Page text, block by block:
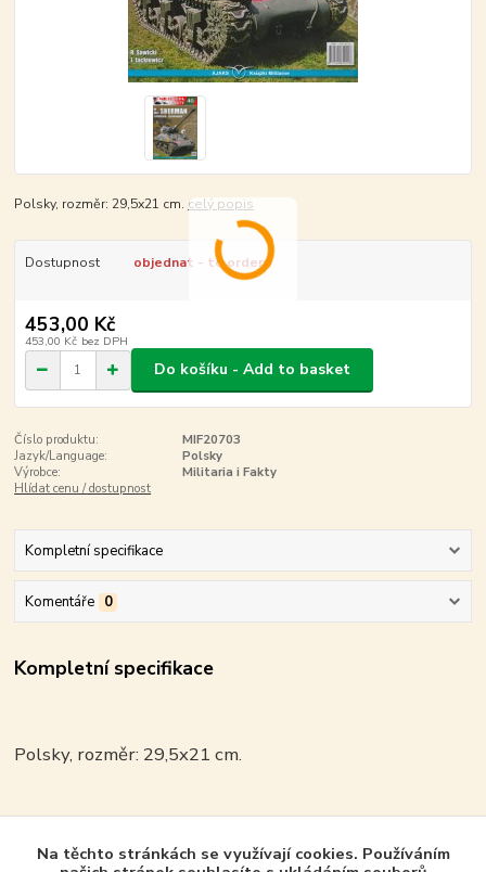
Polsky, rozměr: 29,5x21 cm. celý popis
Dostupnost objednat - to order
453,00 Kč
453,00 Kč bez DPH
Do košíku - Add to basket
Číslo produktu:
MIF20703
Jazyk/Language:
Polsky
Výrobce:
Militaria i Fakty
Hlídat cenu / dostupnost
Kompletní specifikace
Komentáře 0
Kompletní specifikace
Polsky, rozměr: 29,5x21 cm.
Na těchto stránkách se využívají cookies. Používáním